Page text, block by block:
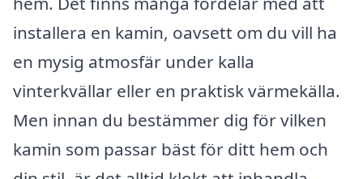
installera en kamin, oavsett om du vill ha
en mysig atmosfär under kalla
vinterkvällar eller en praktisk värmekälla.
Men innan du bestämmer dig för vilken
kamin som passar bäst för ditt hem och